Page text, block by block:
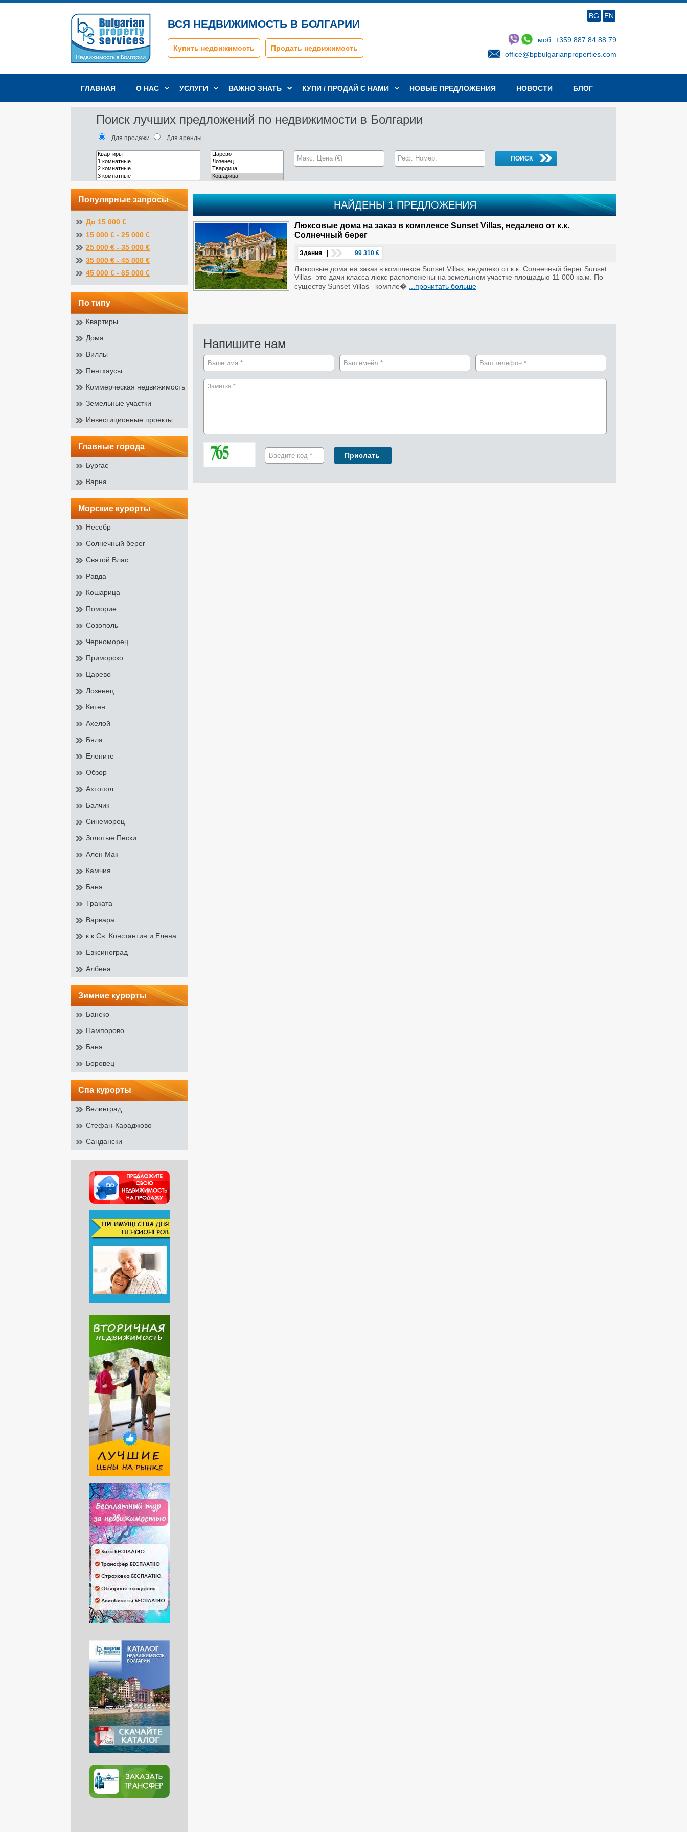
ВСЯ НЕДВИЖИМОСТЬ В БОЛГАРИИ
Купить недвижимость Продать недвижимость
BG EN
моб: +359 887 84 88 79
office@bpbulgarianproperties.com
ГЛАВНАЯ О НАС УСЛУГИ ВАЖНО ЗНАТЬ КУПИ / ПРОДАЙ С НАМИ НОВЫЕ ПРЕДЛОЖЕНИЯ НОВОСТИ БЛОГ
Поиск лучших предложений по недвижимости в Болгарии
Для продажи Для аренды
Популярные запросы
До 15 000 €
15 000 € - 25 000 €
25 000 € - 35 000 €
35 000 € - 45 000 €
45 000 € - 65 000 €
по типу
Квартиры
Дома
Виллы
Пентхаусы
Коммерческая недвижимость
Земельные участки
Инвестиционные проекты
главные города
Бургас
Варна
морские курорты
Несебр
Солнечный берег
Святой Влас
Равда
Кошарица
Поморие
Созополь
Черноморец
Приморско
Царево
Лозенец
Китен
Ахелой
Бяла
Елените
Обзор
Ахтопол
Балчик
Синеморец
Золотые Пески
Ален Мак
Камчия
Баня
Траката
Варвара
к.к.Св. Константин и Елена
Евксиноград
Албена
зимние курорты
Банско
Пампорово
Баня
Боровец
спа курорты
Велинград
Стефан-Караджово
Сандански
НАЙДЕНЫ 1 ПРЕДЛОЖЕНИЯ
Люксовые дома на заказ в комплексе Sunset Villas, недалеко от к.к.
Солнечный берег
Здания 99 310 €
Люксовые дома на заказ в комплексе Sunset Villas, недалеко от к.к. Солнечный берег Sunset
Villas- это дачи класса люкс расположены на земельном участке площадью 11 000 кв.м. По
существу Sunset Villas– компле�
...прочитать больше
Напишите нам